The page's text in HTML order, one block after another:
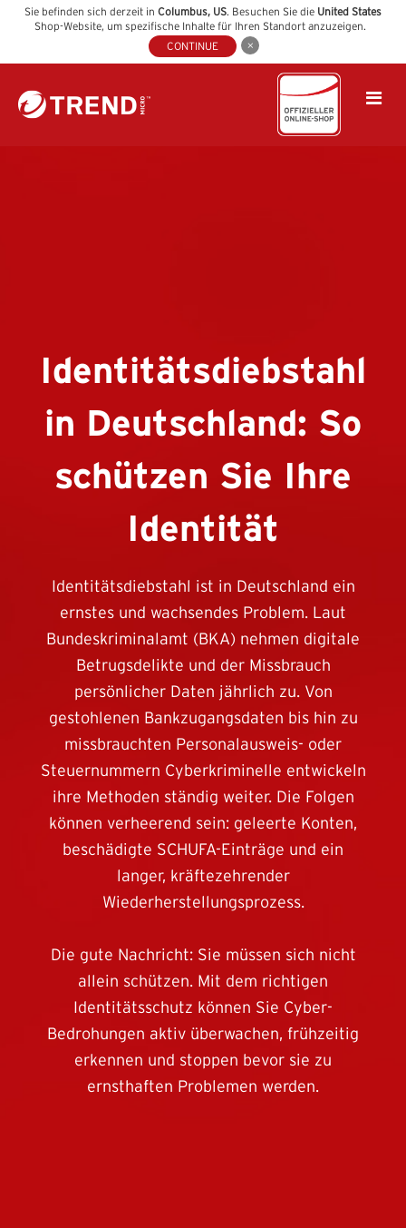
Sie befinden sich derzeit in Columbus, US. Besuchen Sie die United States
Shop-Website, um spezifische Inhalte für Ihren Standort anzuzeigen.
CONTINUE
Identitätsdiebstahl
in Deutschland: So
schützen Sie Ihre
Identität
Identitätsdiebstahl ist in Deutschland ein
ernstes und wachsendes Problem. Laut
Bundeskriminalamt (BKA) nehmen digitale
Betrugsdelikte und der Missbrauch
persönlicher Daten jährlich zu. Von
gestohlenen Bankzugangsdaten bis hin zu
missbrauchten Personalausweis- oder
Steuernummern Cyberkriminelle entwickeln
ihre Methoden ständig weiter. Die Folgen
können verheerend sein: geleerte Konten,
beschädigte SCHUFA-Einträge und ein
langer, kräftezehrender
Wiederherstellungsprozess.
Die gute Nachricht: Sie müssen sich nicht
allein schützen. Mit dem richtigen
Identitätsschutz können Sie Cyber-
Bedrohungen aktiv überwachen, frühzeitig
erkennen und stoppen bevor sie zu
ernsthaften Problemen werden.